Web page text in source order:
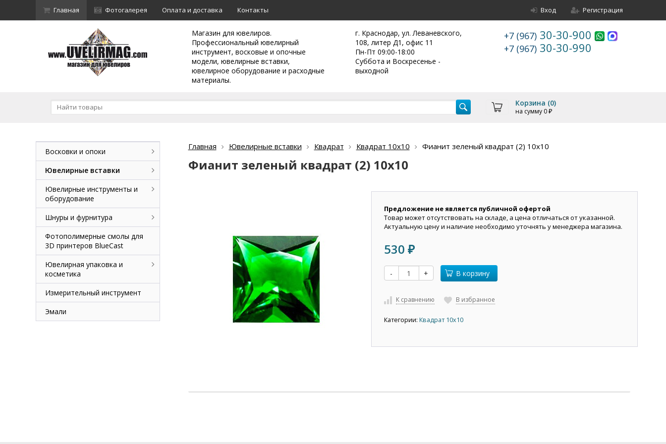
Главная Фотогалерея Оплата и доставка Контакты Вход Регистрация
Магазин для ювелиров.
Профессиональный ювелирный
инструмент, восковые и опочные
модели, ювелирные вставки,
ювелирное оборудование и расходные
материалы.
г. Краснодар, ул. Леваневского,
108, литер Д1, офис 11
Пн-Пт 09:00-18:00
Суббота и Воскресенье -
выходной
+7 (967) 30-30-900
+7 (967) 30-30-990
Корзина (0)
на сумму 0 ₽
Главная Ювелирные вставки Квадрат Квадрат 10х10 Фианит зеленый квадрат (2) 10х10
Фианит зеленый квадрат (2) 10х10
Предложение не является публичной офертой
Товар может отсутствовать на складе, а цена отличаться от указанной.
Актуальную цену и наличие необходимо уточнять у менеджера магазина.
530 ₽
- + В корзину
К сравнению В избранное
Категории: Квадрат 10х10
Восковки и опоки
Ювелирные вставки
Ювелирные инструменты и
оборудование
Шнуры и фурнитура
Фотополимерные смолы для
3D принтеров BlueCast
Ювелирная упаковка и
косметика
Измерительный инструмент
Эмали